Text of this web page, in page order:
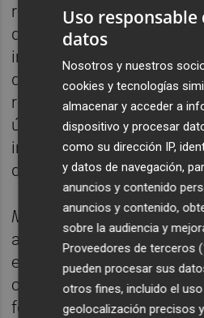
relanzado este año un
que destaca por su
innovación al dar
que estaba por cubrir.
refresco multivitamínico
última apuesta de la
investigación y el
que mejoran la vida de
Mano de Santose
alternativa saludable a
energéticas
contiene cafeína, taurina
fórmula multivitamínica
Uso responsable
datos
Nosotros y nuestros
cookies y tecnologías
almacenar y acceder a
dispositivo y procesar
como su dirección IP,
y datos de navegación,
anuncios y contenido
anuncios y contenido,
sobre la audiencia y
Proveedores de terceros
pueden procesar sus
otros fines, incluido el
geolocalización precisos